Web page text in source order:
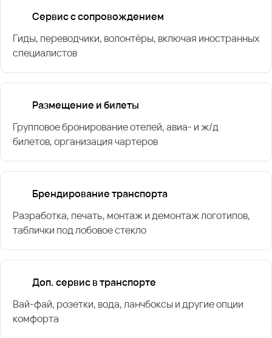
Сервис с сопровождением
Гиды, переводчики, волонтёры, включая иностранных
специалистов
Размещение и билеты
Групповое бронирование отелей, авиа- и ж/д
билетов, организация чартеров
Брендирование транспорта
Разработка, печать, монтаж и демонтаж логотипов,
таблички под лобовое стекло
Доп. сервис в транспорте
Вай-фай, розетки, вода, ланчбоксы и другие опции
комфорта